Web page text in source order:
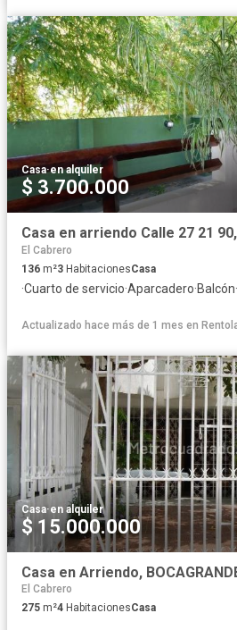
Casa·en alquiler
$ 3.700.000
El Cabrero
136 m²3 HabitacionesCasa
·Cuarto de servicio·Aparcadero·Balcón·
Actualizado hace más de 1 mes en
Casa·en alquiler
$ 15.000.000
El Cabrero
275 m²4 HabitacionesCasa